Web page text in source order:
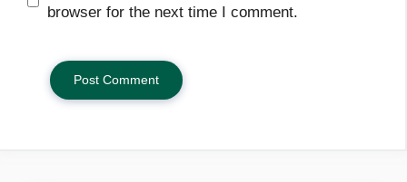
browser for the next time I comment.